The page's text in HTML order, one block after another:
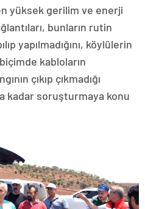
yüksek gerilim ve enerji
bunların rutin
yapılmadığını, köylülerin
kabloların
çıkıp çıkmadığı
kadar soruşturmaya konu